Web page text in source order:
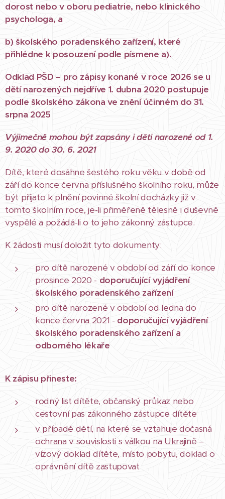
dorost nebo v oboru pediatrie, nebo klinického
psychologa, a
b) školského poradenského zařízení, které
přihlédne k posouzení podle písmene a).
Odklad PŠD – pro zápisy konané v roce 2026 se u
dětí narozených nejdříve 1. dubna 2020 postupuje
podle školského zákona ve znění účinném do 31.
srpna 2025
Výjimečně mohou být zapsány i děti narozené od 1.
9. 2020 do 30. 6. 2021
Dítě, které dosáhne šestého roku věku v době od
září do konce června příslušného školního roku, může
být přijato k plnění povinné školní docházky již v
tomto školním roce, je-li přiměřeně tělesně i duševně
vyspělé a požádá-li o to jeho zákonný zástupce.
K žádosti musí doložit tyto dokumenty:
pro dítě narozené v období od září do konce
prosince 2020 - doporučující vyjádření
školského poradenského zařízení
pro dítě narozené v období od ledna do
konce června 2021 - doporučující vyjádření
školského poradenského zařízení a
odborného lékaře
K zápisu přineste:
rodný list dítěte, občanský průkaz nebo
cestovní pas zákonného zástupce dítěte
v případě dětí, na které se vztahuje dočasná
ochrana v souvislosti s válkou na Ukrajině –
vízový doklad dítěte, místo pobytu, doklad o
oprávnění dítě zastupovat